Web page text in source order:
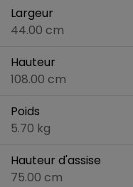
Largeur
44.00 cm
Hauteur
108.00 cm
Poids
5.70 kg
Hauteur d'assise
75.00 cm